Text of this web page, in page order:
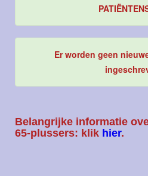
Er worden geen
Belangrijke informatie
65-plussers: klik hier.